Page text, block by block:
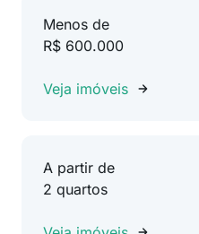
Menos de
R$ 600.000
Veja imóveis
A partir de
2 quartos